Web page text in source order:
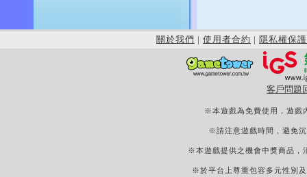
關於我們 | 使用者合約 | 隱私權保護
客戶問題
※本遊戲為免費使用，遊戲
※請注意遊戲時間，避免
※本遊戲提供之機會中獎商品，
※於平台上尊重包容多元性別